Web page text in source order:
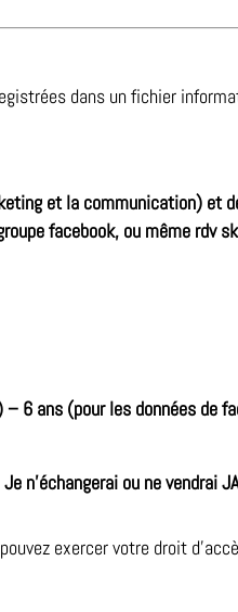
dans un fichier
et la communication)
facebook, ou même
6 ans (pour les données de
Je n’échangerai ou ne vendrai
exercer votre droit